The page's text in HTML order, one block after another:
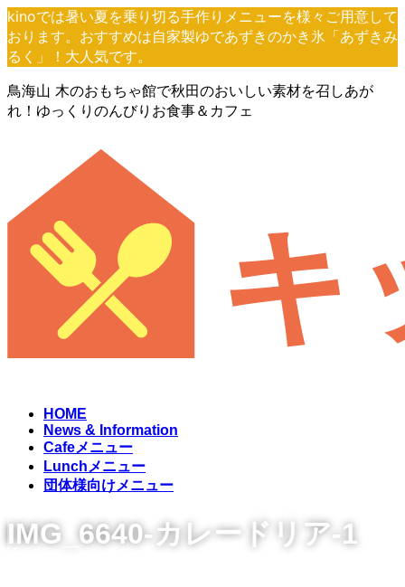
コ
ン
テ
ツ
へ
ナ
ビ
ゲ
シ
ョ
kinoでは暑い夏を乗り切る手作りメニューを様々ご用意して
おります。おすすめは自家製ゆであずきのかき氷「あずきみ
るく」！大人気です。
鳥海山 木のおもちゃ館で秋田のおいしい素材を召しあが
れ！ゆっくりのんびりお食事＆カフェ
HOME
News & Information
Cafeメニュー
Lunchメニュー
団体様向けメニュー
IMG_6640-カレードリア-1